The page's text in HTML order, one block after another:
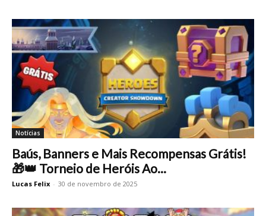
Notícias
Baús, Banners e Mais Recompensas Grátis!
🎁👑 Torneio de Heróis Ao...
Lucas Felix - 30 de novembro de 2025